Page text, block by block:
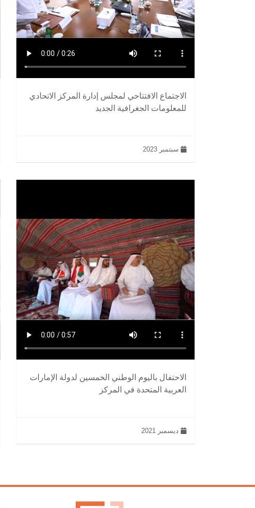
الاجتماع الافتتاحي لمجلس إدارة المركز الاتحادي
للمعلومات الجغرافية الجديد
سبتمبر 2023
الاحتفال باليوم الوطني الخمسين لدولة الإمارات
العربية المتحدة في المركز
ديسمبر 2021